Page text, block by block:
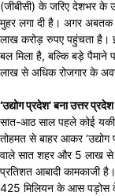
(जीबीसी) के जरिए देशभर के
मुहर लगा दी है। अगर अबतक
लाख करोड़ रुपए पहुंचता है।
बल मिला है, बल्कि बड़े
लाख से अधिक रोजगार के
‘उद्योग प्रदेश’ बना उत्तर प्रदेश
सात-आठ साल पहले कोई
तोहमत से बाहर आकर
वाले सात शहर और 5 लाख से
प्रतिशत आबादी कामकाजी
425 मिलियन के आस पड़ोस